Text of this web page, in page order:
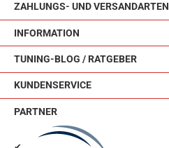
ZAHLUNGS- UND VERSANDARTEN
INFORMATION
TUNING-BLOG / RATGEBER
KUNDENSERVICE
PARTNER